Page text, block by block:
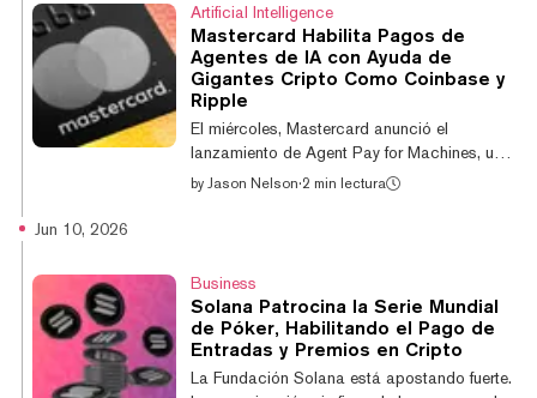
pérdida de Solana (SOL), así como de la
stablecoin respaldada en dólares USDC y el
token nativo del exchange, RAY. "Ningún
usuario actual de Raydium se ve afectado
por este exploit ni habría podido interactuar
con estos pool...
Artificial Intelligence
Mastercard Habilita Pagos de
Agentes de IA con Ayuda de
Gigantes Cripto Como Coinbase y
Ripple
El miércoles, Mastercard anunció el
lanzamiento de Agent Pay for Machines, una
plataforma de pagos diseñada para permitir
para que los sistemas de IA puedan adquirir
servicios y enviar pagos de manera
independiente, incluyendo pequeñas
transacciones que ocurren en segundo
plano. El servicio amplía el programa Agent
by Jason Nelson·2 min lectura
Jun 10, 2026
Business
Solana Patrocina la Serie Mundial
de Póker, Habilitando el Pago de
Entradas y Premios en Cripto
La Fundación Solana está apostando fuerte.